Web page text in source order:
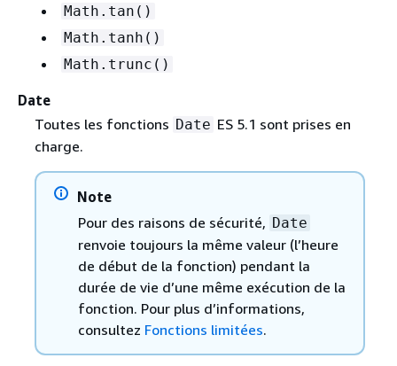
Math.tan()
Math.tanh()
Math.trunc()
Date
Toutes les fonctions Date ES 5.1 sont prises en
charge.
Note
Pour des raisons de sécurité, Date
renvoie toujours la même valeur (l’heure
de début de la fonction) pendant la
durée de vie d’une même exécution de la
fonction. Pour plus d’informations,
consultez Fonctions limitées.